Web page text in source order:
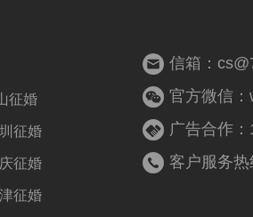
征婚
征婚
征婚
征婚
信箱：
官方微信
广告合作
客户服务